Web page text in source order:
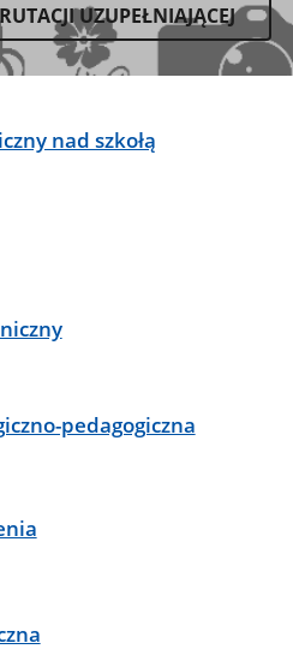
UZUPEŁNIAJĄCEJ
nad szkołą
pedagogiczna